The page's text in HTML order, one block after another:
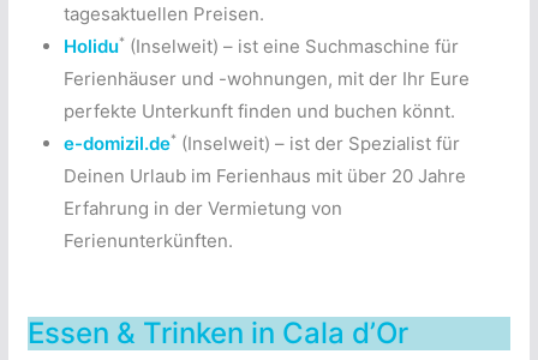
tagesaktuellen Preisen.
Holidu*(Inselweit) – ist eine Suchmaschine für
Ferienhäuser und -wohnungen, mit der Ihr Eure
perfekte Unterkunft finden und buchen könnt.
e-domizil.de*(Inselweit) – ist der Spezialist für
Deinen Urlaub im Ferienhaus mit über 20 Jahre
Erfahrung in der Vermietung von
Ferienunterkünften.
Essen & Trinken in Cala d’Or